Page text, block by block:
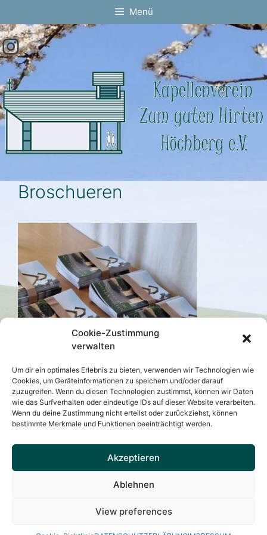
Cookie-Zustimmung
verwalten
Um dir ein optimales Erlebnis zu bieten, verwenden wir Technologien wie
Cookies, um Geräteinformationen zu speichern und/oder darauf
zuzugreifen. Wenn du diesen Technologien zustimmst, können wir Daten
wie das Surfverhalten oder eindeutige IDs auf dieser Website verarbeiten.
Wenn du deine Zustimmung nicht erteilst oder zurückziehst, können
bestimmte Merkmale und Funktionen beeinträchtigt werden.
Akzeptieren
Ablehnen
View preferences
zum
Inhalt
Menü
Instagram
Broschueren
SATZUNG
Mit freundlicher Unterstützung von
Kapellenverein Zum guten Hirten Höchberg e.V. © 2026